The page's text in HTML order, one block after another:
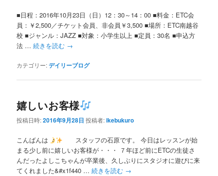
■日程：2016年10月23日（日）12：30～14：00 ■料金：ETC会
員：￥2,500／チケット会員、非会員￥3,500 ■場所：ETC南越谷
校 ■ジャンル：JAZZ ■対象：小学生以上 ■定員：30名 ■申込方
法 …続きを読む →
カテゴリー:デイリーブログ
嬉しいお客様
投稿日時:2016年9月28日 投稿者:ikebukuro
こんばんは
スタッフの石原です。 今日はレッスンが始
まる少し前に嬉しいお客様が・・・ ７年ほど前にETCの生徒さ
んだったよしこちゃんが卒業後、久しぶりにスタジオに遊びに来
てくれました&#x1f440 …続きを読む →